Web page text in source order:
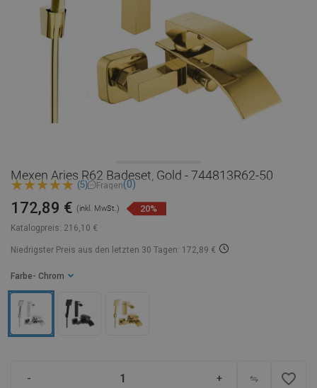
Mexen Aries R62 Badeset, Gold - 744813R62-50
(5) Fragen(0)
Katalogpreis: 216,10 €
172,89 € (inkl. MwSt.) 20%
Niedrigster Preis aus den letzten 30 Tagen: 172,89 €
Farbe - Chrom
- + favorite_border